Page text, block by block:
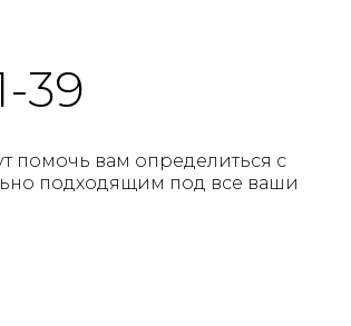
39
помочь вам определиться с
подходящим под все ваши